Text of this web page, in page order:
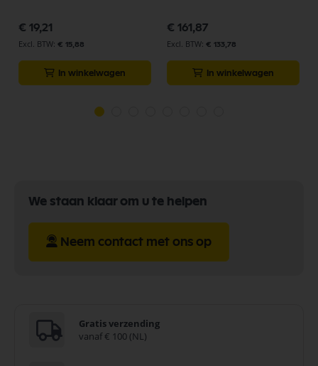
€ 19,21
€ 15,88
In winkelwagen
€ 161,87
€ 133,78
In winkelwagen
We staan klaar om u te helpen
Neem contact met ons op
Gratis verzending
vanaf € 100 (NL)